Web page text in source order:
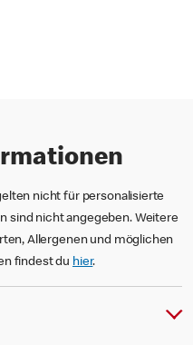
nicht für personalisierte
sind nicht angegeben. Weitere
Allergenen und möglichen
findest du hier.